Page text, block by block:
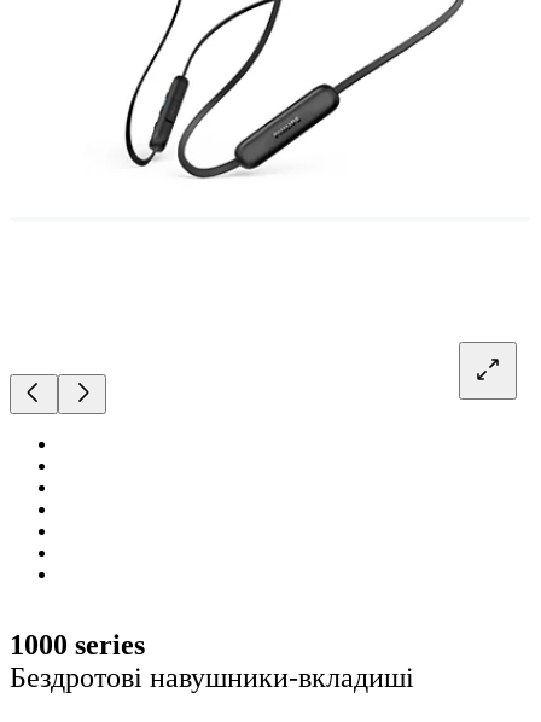
1000 series
Бездротові навушники-вкладиші